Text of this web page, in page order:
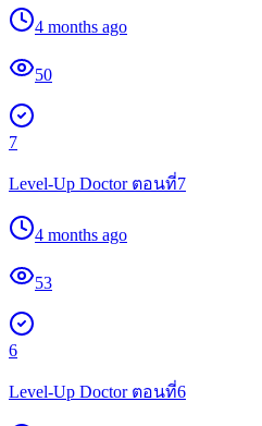
4 months ago
50
7
Level-Up Doctor ตอนที่7
4 months ago
53
6
Level-Up Doctor ตอนที่6